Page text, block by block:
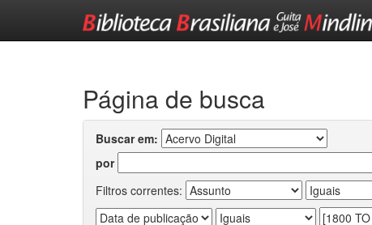
Página de busca
Buscar em:
por
Filtros correntes: